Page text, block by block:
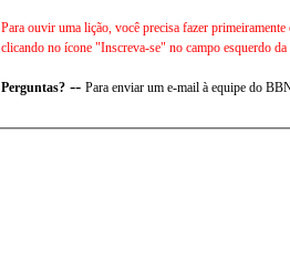
Para ouvir uma lição, você precisa fazer
clicando no ícone "Inscreva-se" no campo esquerdo da
Perguntas? -- Para enviar um e-mail à equipe do